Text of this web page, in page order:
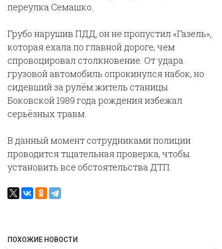
переулка Семашко.
Грубо нарушив ПДД, он не пропустил «Газель»,
которая ехала по главной дороге, чем
спровоцировал столкновение. От удара
грузовой автомобиль опрокинулся набок, но
сидевший за рулём житель станицы
Боковской 1989 года рождения избежал
серьёзных травм.
В данный момент сотрудниками полиции
проводится тщательная проверка, чтобы
установить все обстоятельства ДТП.
ПОХОЖИЕ НОВОСТИ